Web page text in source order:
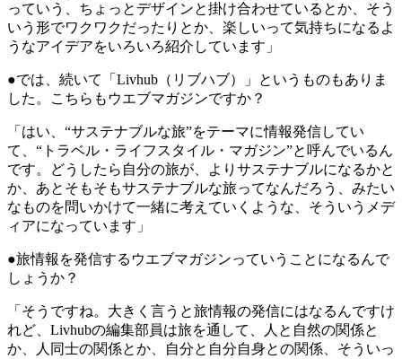
っていう、ちょっとデザインと掛け合わせているとか、そう
いう形でワクワクだったりとか、楽しいって気持ちになるよ
うなアイデアをいろいろ紹介しています」
●では、続いて「Livhub（リブハブ）」というものもありま
した。こちらもウエブマガジンですか？
「はい、“サステナブルな旅”をテーマに情報発信してい
て、“トラベル・ライフスタイル・マガジン”と呼んでいるん
です。どうしたら自分の旅が、よりサステナブルになるかと
か、あとそもそもサステナブルな旅ってなんだろう、みたい
なものを問いかけて一緒に考えていくような、そういうメデ
ィアになっています」
●旅情報を発信するウエブマガジンっていうことになるんで
しょうか？
「そうですね。大きく言うと旅情報の発信にはなるんですけ
れど、Livhubの編集部員は旅を通して、人と自然の関係と
か、人同士の関係とか、自分と自分自身との関係、そういっ